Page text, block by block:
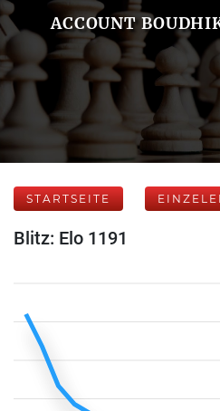
ACCOUNT
STARTSEITE
Blitz: Elo 1191